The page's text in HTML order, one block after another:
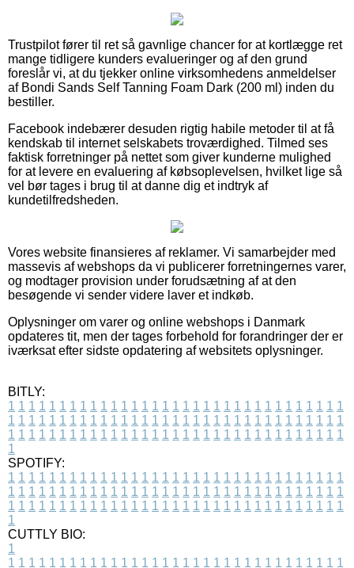
Trustpilot fører til ret så gavnlige chancer for at kortlægge ret
mange tidligere kunders evalueringer og af den grund
foreslår vi, at du tjekker online virksomhedens anmeldelser
af Bondi Sands Self Tanning Foam Dark (200 ml) inden du
bestiller.
Facebook indebærer desuden rigtig habile metoder til at få
kendskab til internet selskabets troværdighed. Tilmed ses
faktisk forretninger på nettet som giver kunderne mulighed
for at levere en evaluering af købsoplevelsen, hvilket lige så
vel bør tages i brug til at danne dig et indtryk af
kundetilfredsheden.
Vores website finansieres af reklamer. Vi samarbejder med
massevis af webshops da vi publicerer forretningernes varer,
og modtager provision under forudsætning af at den
besøgende vi sender videre laver et indkøb.
Oplysninger om varer og online webshops i Danmark
opdateres tit, men der tages forbehold for forandringer der er
iværksat efter sidste opdatering af websitets oplysninger.
BITLY:
1 1 1 1 1 1 1 1 1 1 1 1 1 1 1 1 1 1 1 1 1 1 1 1 1 1 1 1 1 1 1 1 1
1 1 1 1 1 1 1 1 1 1 1 1 1 1 1 1 1 1 1 1 1 1 1 1 1 1 1 1 1 1 1 1 1
1 1 1 1 1 1 1 1 1 1 1 1 1 1 1 1 1 1 1 1 1 1 1 1 1 1 1 1 1 1 1 1 1
1
SPOTIFY:
1 1 1 1 1 1 1 1 1 1 1 1 1 1 1 1 1 1 1 1 1 1 1 1 1 1 1 1 1 1 1 1 1
1 1 1 1 1 1 1 1 1 1 1 1 1 1 1 1 1 1 1 1 1 1 1 1 1 1 1 1 1 1 1 1 1
1 1 1 1 1 1 1 1 1 1 1 1 1 1 1 1 1 1 1 1 1 1 1 1 1 1 1 1 1 1 1 1 1
1
CUTTLY BIO:
1
1 1 1 1 1 1 1 1 1 1 1 1 1 1 1 1 1 1 1 1 1 1 1 1 1 1 1 1 1 1 1 1 1